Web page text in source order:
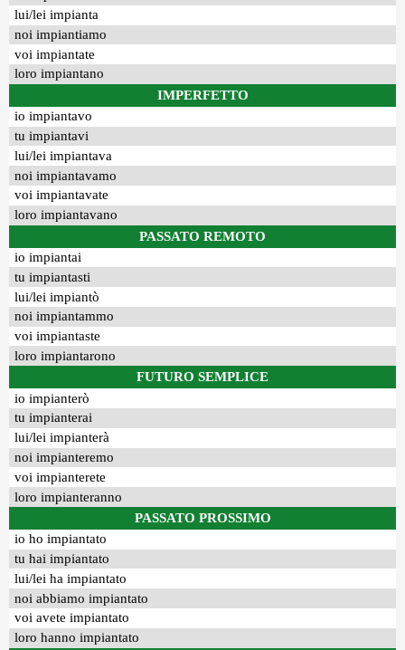
lui/lei impianta
noi impiantiamo
voi impiantate
loro impiantano
IMPERFETTO
io impiantavo
tu impiantavi
lui/lei impiantava
noi impiantavamo
voi impiantavate
loro impiantavano
PASSATO REMOTO
io impiantai
tu impiantasti
lui/lei impiantò
noi impiantammo
voi impiantaste
loro impiantarono
FUTURO SEMPLICE
io impianterò
tu impianterai
lui/lei impianterà
noi impianteremo
voi impianterete
loro impianteranno
PASSATO PROSSIMO
io ho impiantato
tu hai impiantato
lui/lei ha impiantato
noi abbiamo impiantato
voi avete impiantato
loro hanno impiantato